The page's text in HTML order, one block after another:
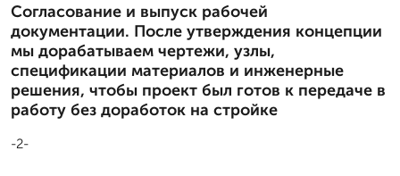
Согласование и выпуск рабочей
документации. После утверждения концепции
мы дорабатываем чертежи, узлы,
спецификации материалов и инженерные
решения, чтобы проект был готов к передаче в
работу без доработок на стройке
-2-